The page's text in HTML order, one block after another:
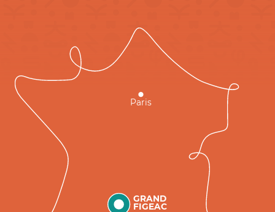
GRAND
FIGEAC
Paris